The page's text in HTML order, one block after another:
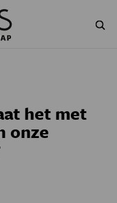
het met
onze